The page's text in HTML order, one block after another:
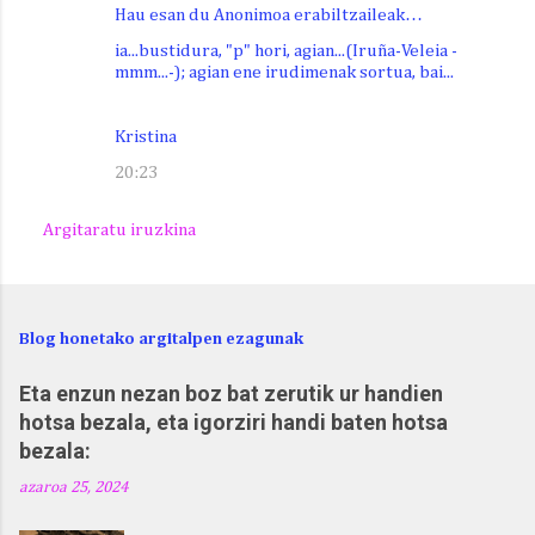
Hau esan du Anonimoa erabiltzaileak…
ia...bustidura, "p" hori, agian...(Iruña-Veleia -
mmm...-); agian ene irudimenak sortua, bai...
Kristina
20:23
Argitaratu iruzkina
Blog honetako argitalpen ezagunak
Eta enzun nezan boz bat zerutik ur handien
hotsa bezala, eta igorziri handi baten hotsa
bezala:
azaroa 25, 2024